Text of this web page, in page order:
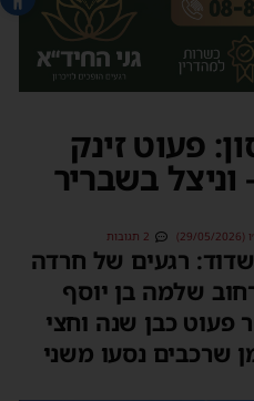
פעוט זינק
בשבריר
2 תגובות
רגעים של חרדה
שלמה בן יוסף
פעוט כבן שנה וחצי
שרכבים נסעו משני